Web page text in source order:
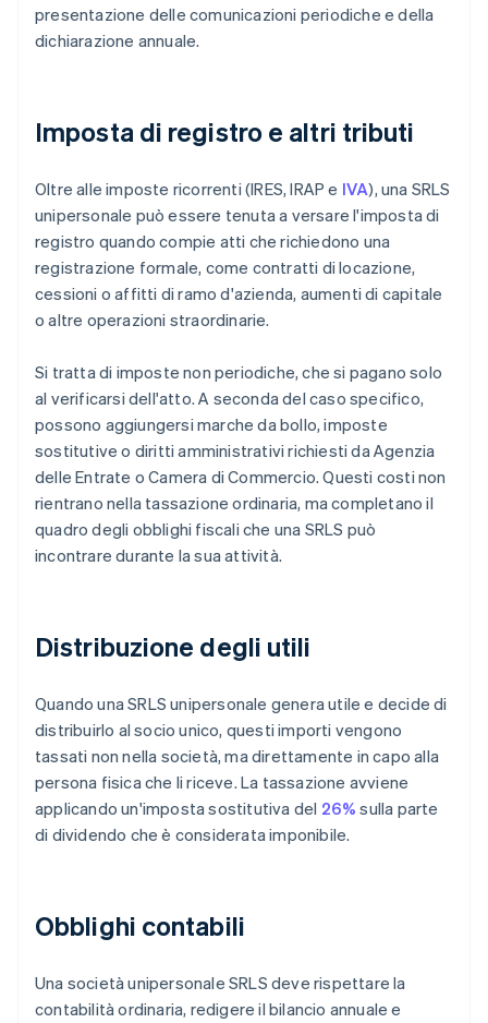
presentazione delle comunicazioni periodiche e della
dichiarazione annuale.
Imposta di registro e altri tributi
Oltre alle imposte ricorrenti (IRES, IRAP e IVA), una SRLS
unipersonale può essere tenuta a versare l'imposta di
registro quando compie atti che richiedono una
registrazione formale, come contratti di locazione,
cessioni o affitti di ramo d'azienda, aumenti di capitale
o altre operazioni straordinarie.
Si tratta di imposte non periodiche, che si pagano solo
al verificarsi dell'atto. A seconda del caso specifico,
possono aggiungersi marche da bollo, imposte
sostitutive o diritti amministrativi richiesti da Agenzia
delle Entrate o Camera di Commercio. Questi costi non
rientrano nella tassazione ordinaria, ma completano il
quadro degli obblighi fiscali che una SRLS può
incontrare durante la sua attività.
Distribuzione degli utili
Quando una SRLS unipersonale genera utile e decide di
distribuirlo al socio unico, questi importi vengono
tassati non nella società, ma direttamente in capo alla
persona fisica che li riceve. La tassazione avviene
applicando un'imposta sostitutiva del 26% sulla parte
di dividendo che è considerata imponibile.
Obblighi contabili
Una società unipersonale SRLS deve rispettare la
contabilità ordinaria, redigere il bilancio annuale e